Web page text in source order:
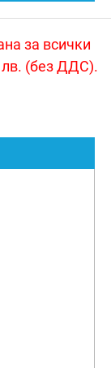
за всички
лв. (без ДДС).